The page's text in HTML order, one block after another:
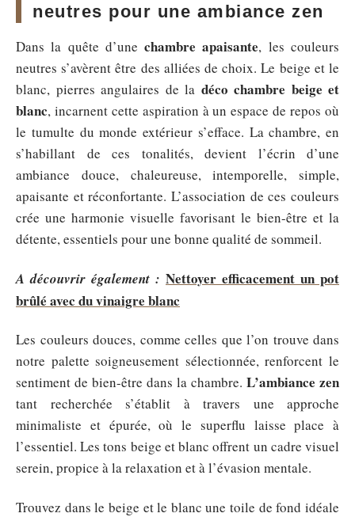
neutres pour une ambiance zen
Dans la quête d’unechambre apaisante, les couleurs
neutres s’avèrent être des alliées de choix. Le beige et le
blanc, pierres angulaires de la déco chambre beige et
blanc, incarnent cette aspiration à un espace de repos où
le tumulte du monde extérieur s’efface. La chambre, en
s’habillant de ces tonalités, devient l’écrin d’une
ambiance douce, chaleureuse, intemporelle, simple,
apaisante et réconfortante. L’association de ces couleurs
crée une harmonie visuelle favorisant le bien-être et la
détente, essentiels pour une bonne qualité de sommeil.
A découvrir également : Nettoyer efficacement un pot
brûlé avec du vinaigre blanc
Les couleurs douces, comme celles que l’on trouve dans
notre palette soigneusement sélectionnée, renforcent le
sentiment de bien-être dans la chambre. L’ambiance zen
tant recherchée s’établit à travers une approche
minimaliste et épurée, où le superflu laisse place à
l’essentiel. Les tons beige et blanc offrent un cadre visuel
serein, propice à la relaxation et à l’évasion mentale.
Trouvez dans le beige et le blanc une toile de fond idéale